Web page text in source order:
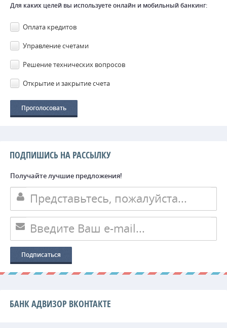
Для каких целей вы используете онлайн и мобильный банкинг:
Оплата кредитов
Управление счетами
Решение технических вопросов
Открытие и закрытие счета
ПОДПИШИСЬ НА РАССЫЛКУ
Получайте лучшие предложения!
БАНК АДВИЗОР ВКОНТАКТЕ